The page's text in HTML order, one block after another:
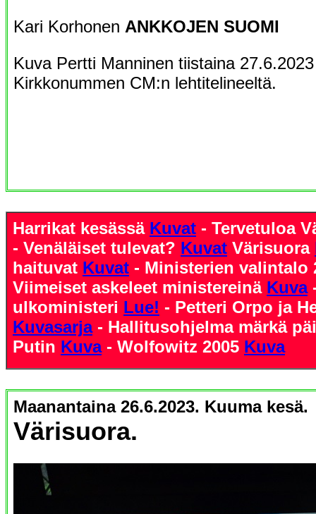
Kari Korhonen ANKKOJEN SUOMI
Kuva Pertti Manninen tiistaina
Kirkkonummen CM:n lehtitelineeltä.
Harrikat kesässä Kuvat - Tervetuloa
- Venäläiset tulevat? Kuvat Värisuora
haituvat Kuvat - Ministerien valintalo
Viimeiset askeleet ministereinä Kuva
ulkoministeri Lue! - Petteri Orpo ja
Kuvasarja- Hallitusohjelma märkä
Putin Kuva- Wolfowitz 2005 Kuva
Maanantaina 26.6.2023. Kuuma kesä.
Värisuora.